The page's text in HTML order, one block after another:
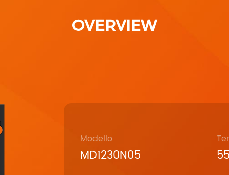
OVERVIEW
Modello
MD1230N05